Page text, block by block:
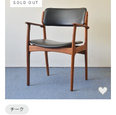
SOLD OUT
チーク